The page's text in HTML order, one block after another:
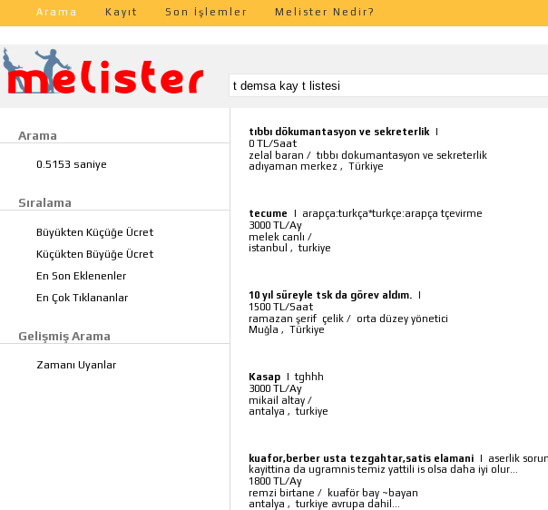
Arama Kayıt Son İşlemler Melister Nedir?
Arama
0.5153 saniye
Sıralama
Büyükten Küçüğe Ücret
Küçükten Büyüğe Ücret
En Son Eklenenler
En Çok Tıklananlar
Gelişmiş Arama
Zamanı Uyanlar
tıbbı dökumantasyon ve sekreterlik |
0 TL/Saat
zelal baran /tıbbı dokumantasyon ve sekreterlik
adıyaman merkez , Türkiye
tecume | arapça:turkça*turkçe:arapça tçevirme
3000 TL/Ay
melek canlı /
istanbul ,turkiye
10 yıl süreyle tsk da görev aldım. |
1500 TL/Saat
ramazan şerif çelik / orta düzey yönetici
Muğla , Türkiye
Kasap |tghhh
3000 TL/Ay
mikail altay /
antalya ,turkiye
kuafor,berber usta tezgahtar,satis elamani | aserlik
kayittina da ugramnis temiz yattili is olsa daha iyi olur...
1800 TL/Ay
remzi birtane /
kuaför bay ~bayan
antalya ,turkiye avrupa dahil...